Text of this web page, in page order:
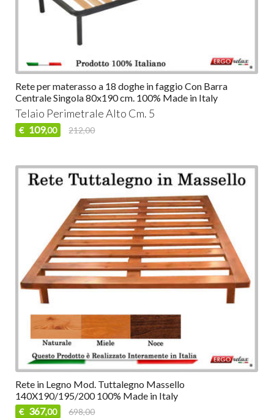
Rete per materasso a 18 doghe in faggio Con Barra
Centrale Singola 80x190 cm. 100% Made in Italy
Telaio Perimetrale Alto Cm. 5
€ 109,00 212,00
Rete in Legno Mod. Tuttalegno Massello
140X190/195/200 100% Made in Italy
€ 367,00 698,00